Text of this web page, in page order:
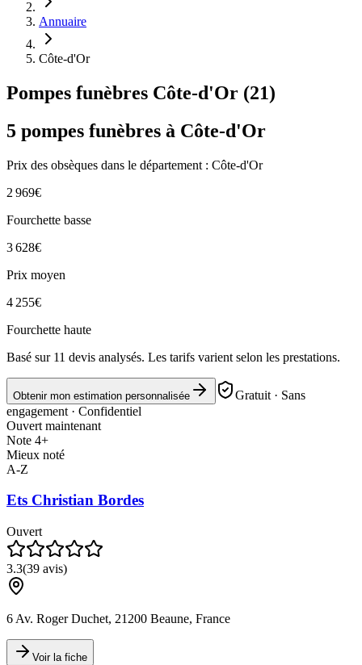
Annuaire
Côte-d'Or
Pompes funèbres Côte-d'Or (21)
5 pompes funèbres à Côte-d'Or
Prix des obsèques dans le département : Côte-d'Or
2 969€
Fourchette basse
3 628€
Prix moyen
4 255€
Fourchette haute
Basé sur 11 devis analysés. Les tarifs varient selon les prestations.
Obtenir mon estimation personnalisée
Gratuit · Sans
engagement · Confidentiel
Ouvert maintenant
Note 4+
Mieux noté
A-Z
Ets Christian Bordes
Ouvert
3.3(39 avis)
6 Av. Roger Duchet, 21200 Beaune, France
Voir la fiche